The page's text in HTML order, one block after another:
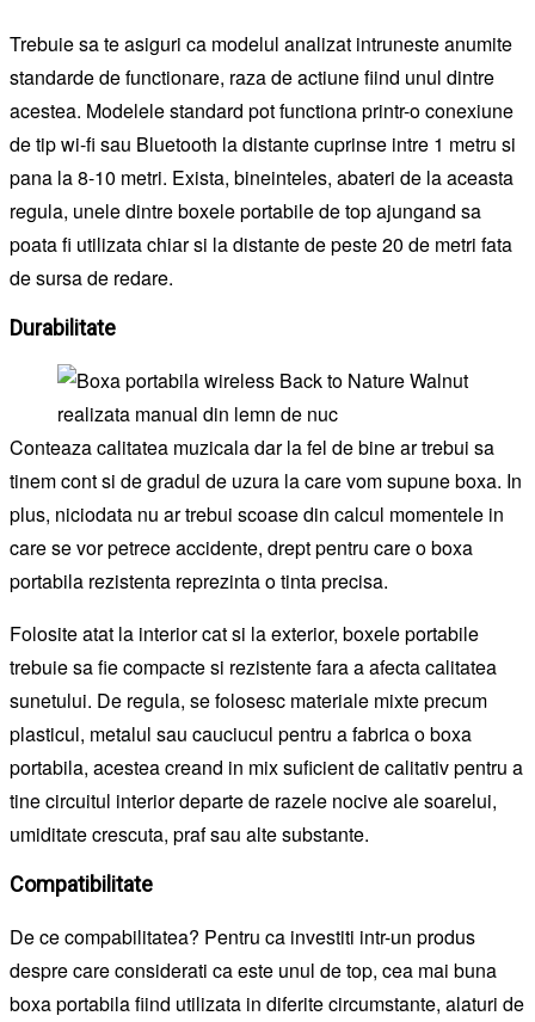
Trebuie sa te asiguri ca modelul analizat intruneste anumite
standarde de functionare, raza de actiune fiind unul dintre
acestea. Modelele standard pot functiona printr-o conexiune
de tip wi-fi sau Bluetooth la distante cuprinse intre 1 metru si
pana la 8-10 metri. Exista, bineinteles, abateri de la aceasta
regula, unele dintre boxele portabile de top ajungand sa
poata fi utilizata chiar si la distante de peste 20 de metri fata
de sursa de redare.
Durabilitate
Conteaza calitatea muzicala dar la fel de bine ar trebui sa
tinem cont si de gradul de uzura la care vom supune boxa. In
plus, niciodata nu ar trebui scoase din calcul momentele in
care se vor petrece accidente, drept pentru care o boxa
portabila rezistenta reprezinta o tinta precisa.
Folosite atat la interior cat si la exterior, boxele portabile
trebuie sa fie compacte si rezistente fara a afecta calitatea
sunetului. De regula, se folosesc materiale mixte precum
plasticul, metalul sau cauciucul pentru a fabrica o boxa
portabila, acestea creand in mix suficient de calitativ pentru a
tine circuitul interior departe de razele nocive ale soarelui,
umiditate crescuta, praf sau alte substante.
Compatibilitate
De ce compabilitatea? Pentru ca investiti intr-un produs
despre care considerati ca este unul de top, cea mai buna
boxa portabila fiind utilizata in diferite circumstante, alaturi de